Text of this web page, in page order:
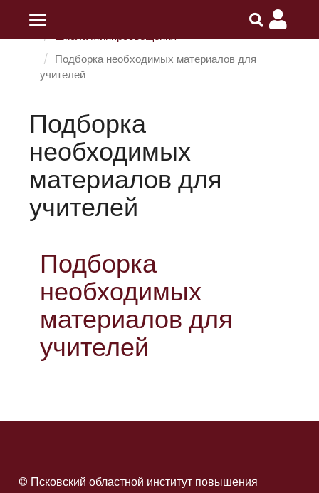
Главная
Школа Минпросвещения
Подборка необходимых материалов для
учителей
Подборка
необходимых
материалов для
учителей
Подборка
необходимых
материалов для
учителей
© Псковский областной институт повышения